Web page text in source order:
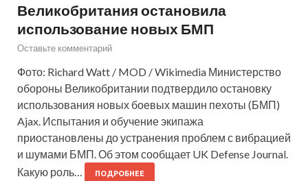
Великобритания остановила
использование новых БМП
Оставьте комментарий
Фото: Richard Watt / MOD / Wikimedia Министерство
обороны Великобритании подтвердило остановку
использования новых боевых машин пехоты (БМП)
Ajax. Испытания и обучение экипажа
приостановлены до устранения проблем с вибрацией
и шумами БМП. Об этом сообщает UK Defense Journal.
Какую роль…
ПОДРОБНЕЕ